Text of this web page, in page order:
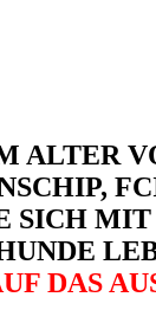
ALTER
DAS